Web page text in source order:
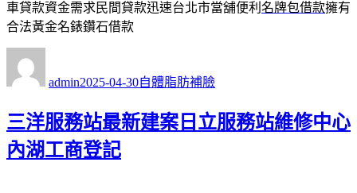
車貸款資金需求民間貸款迅速台北市當舖便利 名牌包借款擁有
合法黃金名錶鑽石借款
admin佈
期:
2025-04-30類
自體脂肪補臉
三洋服務站最新建案日立服務站維修中心
內湖工商登記